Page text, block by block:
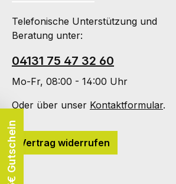
Telefonische Unterstützung und
Beratung unter:
04131 75 47 32 60
Mo-Fr, 08:00 - 14:00 Uhr
Oder über unser Kontaktformular.
Vertrag widerrufen